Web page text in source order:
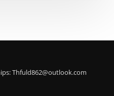
Thfuld862@outlook.com